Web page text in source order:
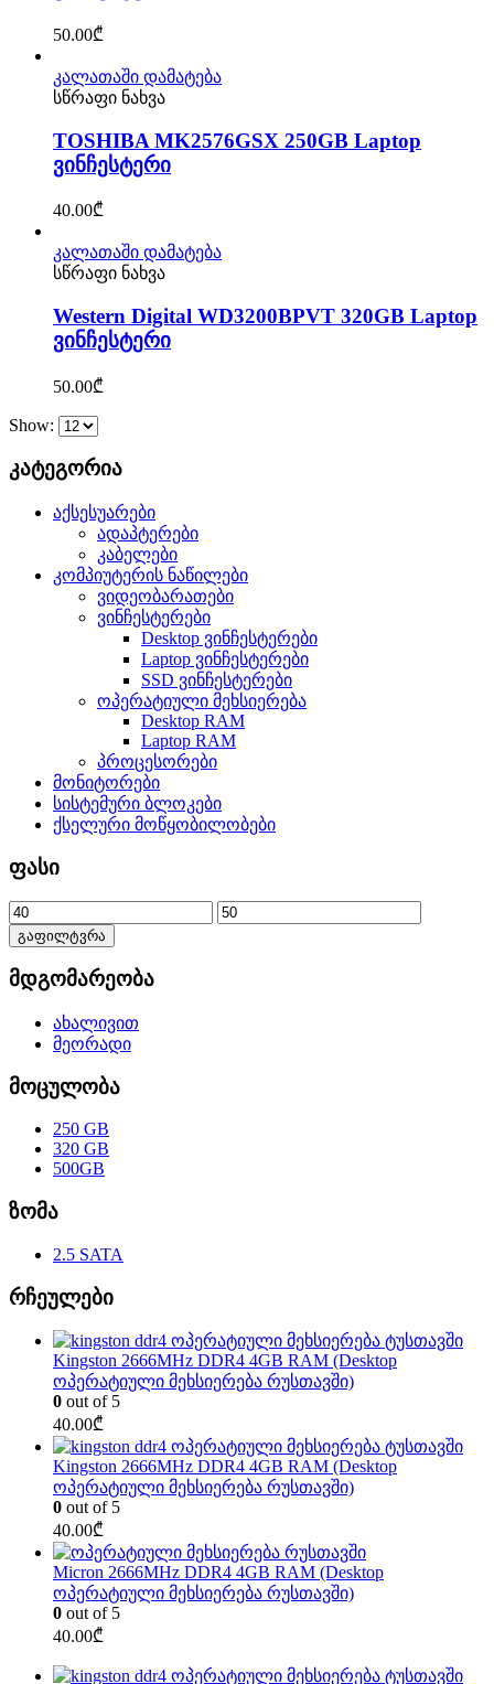
50.00₾
კალათაში დამატება
სწრაფი ნახვა
TOSHIBA MK2576GSX 250GB Laptop
ვინჩესტერი
40.00₾
კალათაში დამატება
სწრაფი ნახვა
Western Digital WD3200BPVT 320GB Laptop
ვინჩესტერი
50.00₾
Show:
კატეგორია
აქსესუარები
ადაპტერები
კაბელები
კომპიუტერის ნაწილები
ვიდეობარათები
ვინჩესტერები
Desktop ვინჩესტერები
Laptop ვინჩესტერები
SSD ვინჩესტერები
ოპერატიული მეხსიერება
Desktop RAM
Laptop RAM
პროცესორები
მონიტორები
სისტემური ბლოკები
ქსელური მოწყობილობები
ფასი
გაფილტვრა
მდგომარეობა
ახალივით
მეორადი
მოცულობა
250 GB
320 GB
500GB
ზომა
2.5 SATA
რჩეულები
Kingston 2666MHz DDR4 4GB RAM (Desktop
ოპერატიული მეხსიერება რუსთავში)
0 out of 5
40.00₾
Kingston 2666MHz DDR4 4GB RAM (Desktop
ოპერატიული მეხსიერება რუსთავში)
0 out of 5
40.00₾
Micron 2666MHz DDR4 4GB RAM (Desktop
ოპერატიული მეხსიერება რუსთავში)
0 out of 5
40.00₾